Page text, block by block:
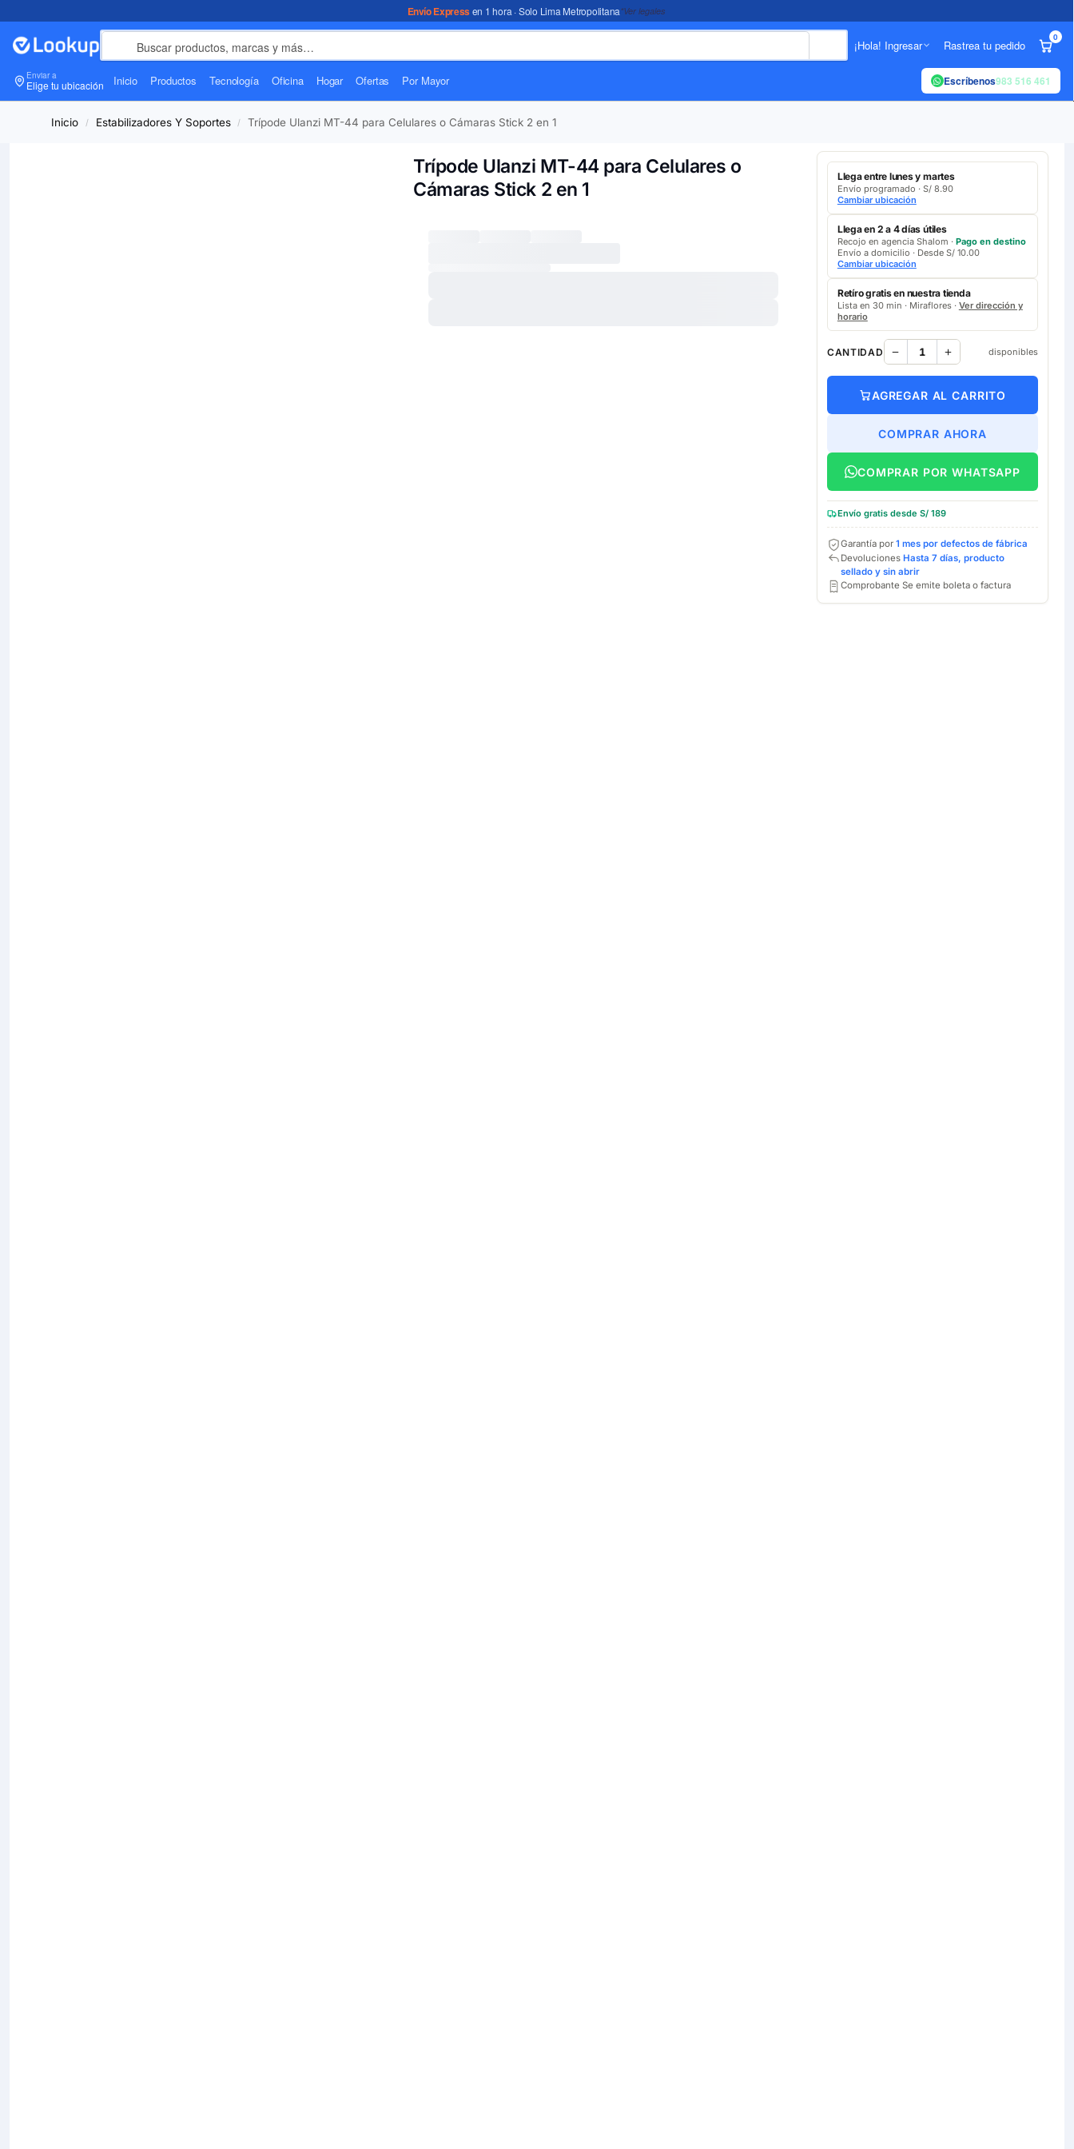
Envío Expressen 1 hora · Solo Lima Metropolitana*Ver legales
¡Hola! Ingresar Rastrea tu pedido
0
Enviar a
Elige tu ubicación Inicio Productos Tecnología Oficina Hogar Ofertas Por Mayor Escríbenos983 516 461
Inicio / Estabilizadores Y Soportes / Trípode Ulanzi MT-44 para Celulares o Cámaras Stick 2 en 1
Trípode Ulanzi MT-44 para Celulares o
Cámaras Stick 2 en 1
Llega entre lunes y martes
Envío programado · S/ 8.90
Cambiar ubicación
Llega en 2 a 4 días útiles
Recojo en agencia Shalom · Pago en destino
Envío a domicilio · Desde S/ 10.00
Cambiar ubicación
Retíro gratis en nuestra tienda
Lista en 30 min · Miraflores · Ver dirección y
horario
CANTIDAD disponibles
AGREGAR AL CARRITO
COMPRAR AHORA
COMPRAR POR WHATSAPP
Envío gratis desde S/ 189
Garantía por 1 mes por defectos de fábrica
Devoluciones Hasta 7 días, producto
sellado y sin abrir
Comprobante Se emite boleta o factura